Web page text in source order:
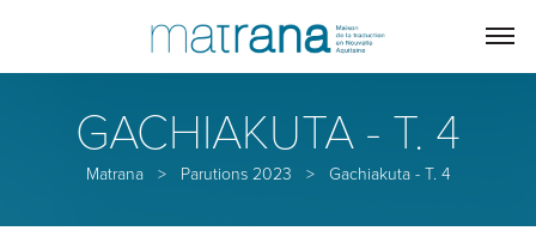
GACHIAKUTA - T. 4
Matrana> Parutions 2023 > Gachiakuta - T. 4